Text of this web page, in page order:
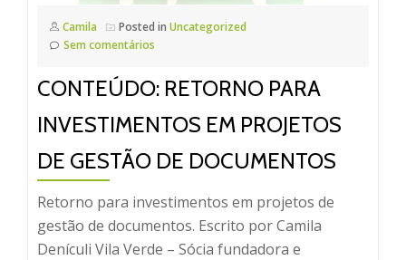
Camila Posted in Uncategorized
Sem comentários
CONTEÚDO: RETORNO PARA
INVESTIMENTOS EM PROJETOS
DE GESTÃO DE DOCUMENTOS
Retorno para investimentos em projetos de
gestão de documentos. Escrito por Camila
Denículi Vila Verde – Sócia fundadora e